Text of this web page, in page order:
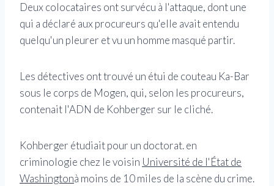
Deux colocataires ont survécu à l'attaque, dont une
qui a déclaré aux procureurs qu'elle avait entendu
quelqu'un pleurer et vu un homme masqué partir.
Les détectives ont trouvé un étui de couteau Ka-Bar
sous le corps de Mogen, qui, selon les procureurs,
contenait l'ADN de Kohberger sur le cliché.
Kohberger étudiait pour un doctorat. en
criminologie chez le voisin Université de l'État de
Washingtonà moins de 10 miles de la scène du crime.